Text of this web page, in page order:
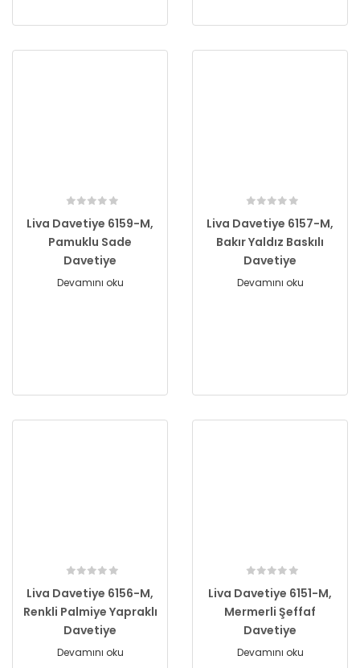
Liva Davetiye 6159-M,
Pamuklu Sade
Davetiye
Devamını oku
Liva Davetiye 6157-M,
Bakır Yaldız Baskılı
Davetiye
Devamını oku
Liva Davetiye 6156-M,
Renkli Palmiye Yapraklı
Davetiye
Devamını oku
Liva Davetiye 6151-M,
Mermerli Şeffaf
Davetiye
Devamını oku